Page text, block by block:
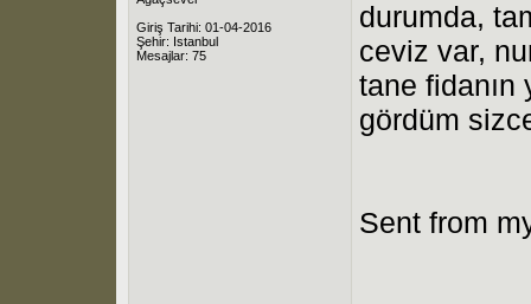
Giriş Tarihi: 01-04-2016
Şehir: Istanbul
Mesajlar: 75
durumda,
ceviz var,
tane fidanın
gördüm
Sent from